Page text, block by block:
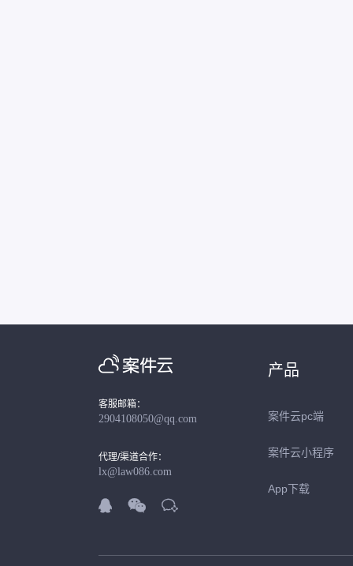
客服邮箱：
2904108050@qq.com
代理/渠道合作：
lx@law086.com
  
产品
案件云pc端
案件云小程序
App下载